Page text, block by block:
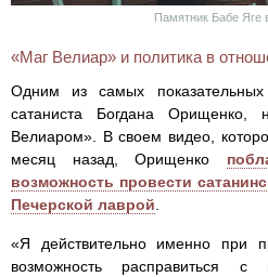
Памятник Бабе Яге
«Маг Велиар» и политика в
Одним из самых показательных
сатаниста Богдана Орищенко,
Велиаром». В своем видео,
месяц назад, Орищенко
возможность провести
Печерской лаврой
«Я действительно именно при
возможность расправиться с